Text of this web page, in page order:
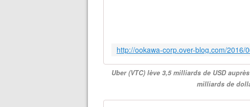
Uber (VTC) lève 3,5 milliards de USD
milliards de